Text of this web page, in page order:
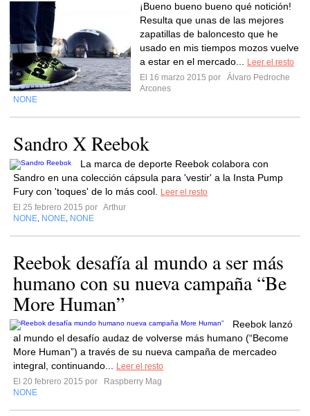
¡Bueno bueno bueno qué notición!
Resulta que unas de las mejores
zapatillas de baloncesto que he
usado en mis tiempos mozos vuelve
a estar en el mercado...
Leer el resto
El 16 marzo 2015 por
Álvaro Pedroche
Arcones
NONE
Sandro X Reebok
La marca de deporte Reebok colabora con
Sandro en una colección cápsula para 'vestir' a la Insta Pump
Fury con 'toques' de lo más cool.
Leer el resto
El 25 febrero 2015 por Arthur
NONE NONE NONE
Reebok desafía al mundo a ser más
humano con su nueva campaña “Be
More Human”
Reebok lanzó
al mundo el desafío audaz de volverse más humano (“Become
More Human”) a través de su nueva campaña de mercadeo
integral, continuando...
Leer el resto
El 20 febrero 2015 por
Raspberry Mag
NONE